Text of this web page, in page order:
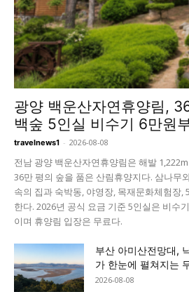
광양 백운산자연휴양림,
백숲 5인실 비수기 6만원
travelnews1 - 2026-08-08
전남 광양 백운산자연휴양림은 해발
36만 평의 숲을 품은 산림휴양지다. 삼나무
속의 집과 숙박동, 야영장, 목재문화체험장,
한다. 2026년 공식 요금 기준 5인실은 비수
이며 휴양림 입장은 무료다.
부산 아미산전망대,
가 한눈에 펼쳐지는
2026-08-08